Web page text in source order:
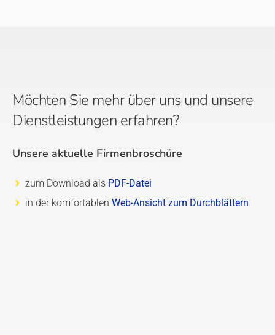
Möchten Sie mehr über uns und unsere
Dienstleistungen erfahren?
Unsere aktuelle Firmenbroschüre
zum Download als PDF-Datei
in der komfortablen Web-Ansicht zum Durchblättern